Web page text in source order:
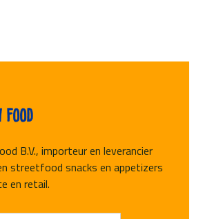
Food
B.V., importeur en leverancier
streetfood snacks en appetizers
en retail.